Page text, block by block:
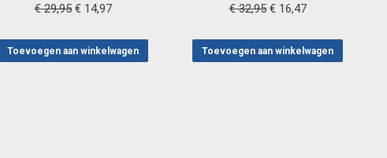
€29,95 Oorspronkelijke
was:
€14,97Huidige
is:
Toevoegen aan winkelwagen
€32,95 Oorspronkelijke
was:
€16,47Huidige
is:
Toevoegen aan winkelwagen